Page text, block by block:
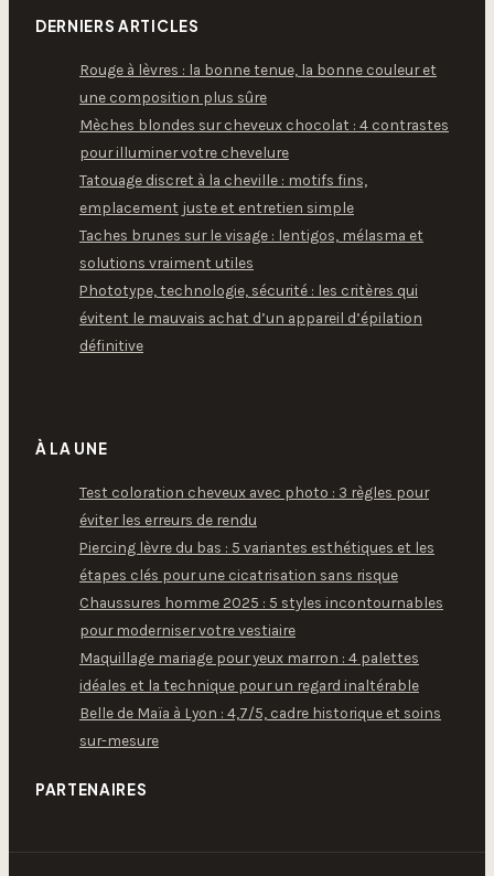
DERNIERS ARTICLES
Rouge à lèvres : la bonne tenue, la bonne couleur et
une composition plus sûre
Mèches blondes sur cheveux chocolat : 4 contrastes
pour illuminer votre chevelure
Tatouage discret à la cheville : motifs fins,
emplacement juste et entretien simple
Taches brunes sur le visage : lentigos, mélasma et
solutions vraiment utiles
Phototype, technologie, sécurité : les critères qui
évitent le mauvais achat d’un appareil d’épilation
définitive
À LA UNE
Test coloration cheveux avec photo : 3 règles pour
éviter les erreurs de rendu
Piercing lèvre du bas : 5 variantes esthétiques et les
étapes clés pour une cicatrisation sans risque
Chaussures homme 2025 : 5 styles incontournables
pour moderniser votre vestiaire
Maquillage mariage pour yeux marron : 4 palettes
idéales et la technique pour un regard inaltérable
Belle de Maïa à Lyon : 4,7/5, cadre historique et soins
sur-mesure
PARTENAIRES